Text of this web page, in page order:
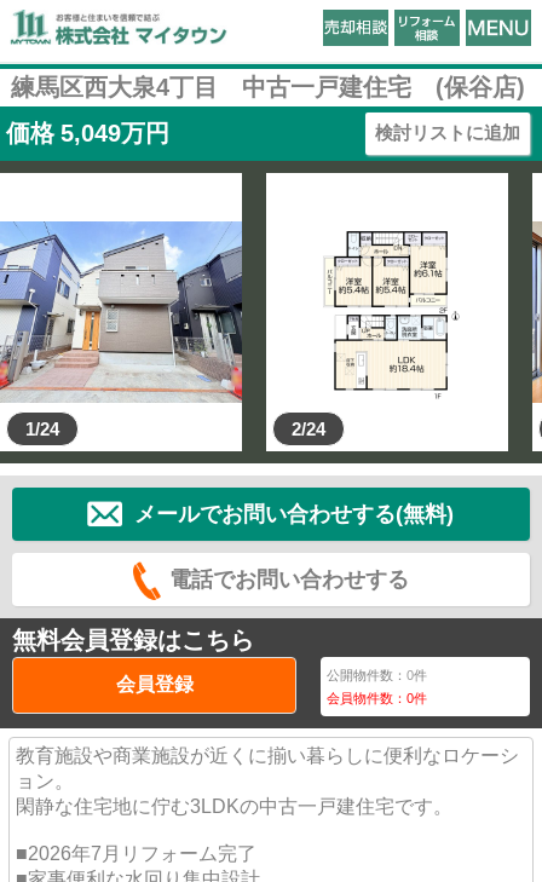
練馬区西大泉4丁目 中古一戸建住宅 (保谷店)
価格 5,049万円 検討リストに追加
1/24 2/24
メールでお問い合わせする(無料)
電話でお問い合わせする
無料会員登録はこちら
会員登録 公開物件数：0件
会員物件数：0件
教育施設や商業施設が近くに揃い暮らしに便利なロケーシ
ョン。
閑静な住宅地に佇む3LDKの中古一戸建住宅です。
■2026年7月リフォーム完了